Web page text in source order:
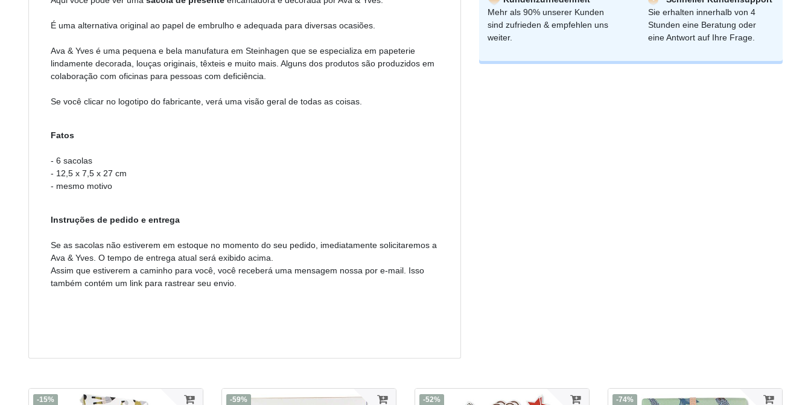
É uma alternativa original ao papel de embrulho e adequada para diversas ocasiões.
Ava & Yves é uma pequena e bela manufatura em Steinhagen que se especializa em papeterie
lindamente decorada, louças originais, têxteis e muito mais. Alguns dos produtos são produzidos em
colaboração com oficinas para pessoas com deficiência.
Se você clicar no logotipo do fabricante, verá uma visão geral de todas as coisas.
Fatos
- 6 sacolas
- 12,5 x 7,5 x 27 cm
- mesmo motivo
Instruções de pedido e entrega
Se as sacolas não estiverem em estoque no momento do seu pedido, imediatamente solicitaremos a
Ava & Yves. O tempo de entrega atual será exibido acima.
Assim que estiverem a caminho para você, você receberá uma mensagem nossa por e-mail. Isso
também contém um link para rastrear seu envio.
Mehr als 90% unserer Kunden
sind zufrieden & empfehlen uns
weiter.
Sie erhalten innerhalb von 4
Stunden eine Beratung oder
eine Antwort auf Ihre Frage.
-15% -59% -52% -74%